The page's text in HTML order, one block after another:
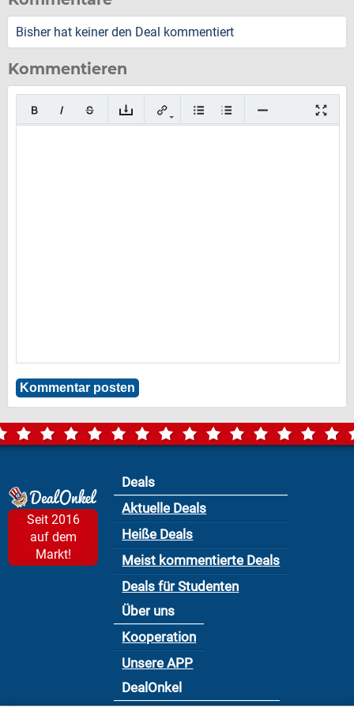
Bisher hat keiner den Deal kommentiert
Kommentieren
Seit 2016
auf dem
Markt!
Deals
Aktuelle Deals
Heiße Deals
Meist kommentierte Deals
Deals für Studenten
Über uns
Kooperation
Unsere APP
DealOnkel